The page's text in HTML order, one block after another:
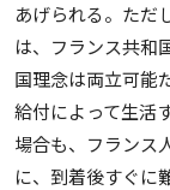
あげられる。ただ
は、フランス共和
国理念は両立可能
給付によって生活
場合も、フランス
に、到着後すぐに